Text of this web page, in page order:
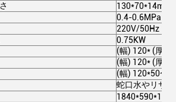
130*70*14mm
0.4-0.6MPa
220V/50Hz
0.75KW
(幅) 120* (厚さ
(幅) 120* (厚さ
(幅) 120*50〜
蛇口水やリサ